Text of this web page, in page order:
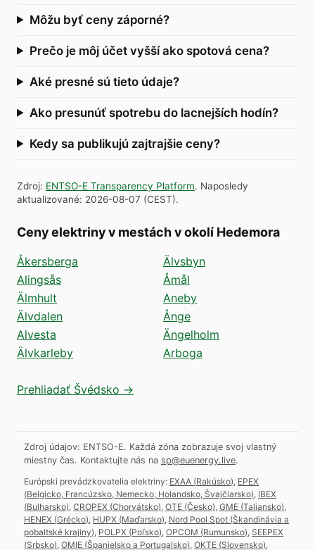
Môžu byť ceny záporné?
Prečo je môj účet vyšší ako spotová cena?
Aké presné sú tieto údaje?
Ako presunúť spotrebu do lacnejších hodín?
Kedy sa publikujú zajtrajšie ceny?
Zdroj: ENTSO-E Transparency Platform. Naposledy
aktualizované: 2026-08-07 (CEST).
Ceny elektriny v mestách v okolí Hedemora
Åkersberga
Alingsås
Älmhult
Älvdalen
Alvesta
Älvkarleby
Älvsbyn
Åmål
Aneby
Ånge
Ängelholm
Arboga
Prehliadať Švédsko →
Zdroj údajov: ENTSO-E. Každá zóna zobrazuje svoj vlastný
miestny čas. Kontaktujte nás na sp@euenergy.live.
Európski prevádzkovatelia elektriny: EXAA (Rakúsko) EPEX
(Belgicko, Francúzsko, Nemecko, Holandsko, Švajčiarsko) IBEX
(Bulharsko) CROPEX (Chorvátsko) OTE (Česko) GME (Taliansko)
HENEX (Grécko) HUPX (Maďarsko) Nord Pool Spot (Škandinávia a
pobaltské krajiny) POLPX (Poľsko) OPCOM (Rumunsko) SEEPEX
(Srbsko) OMIE (Španielsko a Portugalsko) OKTE (Slovensko)